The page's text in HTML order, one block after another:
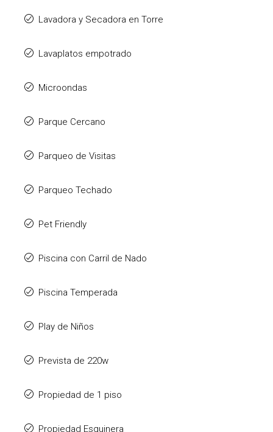
Lavadora y Secadora en Torre
Lavaplatos empotrado
Microondas
Parque Cercano
Parqueo de Visitas
Parqueo Techado
Pet Friendly
Piscina con Carril de Nado
Piscina Temperada
Play de Niños
Prevista de 220w
Propiedad de 1 piso
Propiedad Esquinera